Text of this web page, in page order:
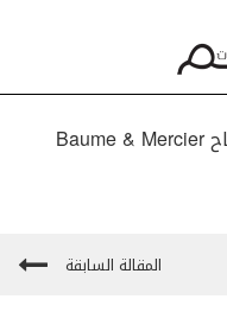
لقطات حية: افتتاح Baume & Mercier
المقالة السابقة